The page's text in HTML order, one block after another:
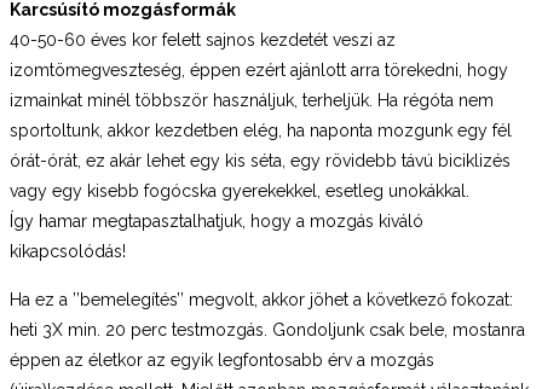
Karcsúsító mozgásformák
40-50-60 éves kor felett sajnos kezdetét veszi az
izomtömegveszteség, éppen ezért ajánlott arra törekedni, hogy
izmainkat minél többször használjuk, terheljük. Ha régóta nem
sportoltunk, akkor kezdetben elég, ha naponta mozgunk egy fél
órát-órát, ez akár lehet egy kis séta, egy rövidebb távú biciklizés
vagy egy kisebb fogócska gyerekekkel, esetleg unokákkal.
Így hamar megtapasztalhatjuk, hogy a mozgás kiváló
kikapcsolódás!
Ha ez a ’’bemelegítés’’ megvolt, akkor jöhet a következő fokozat:
heti 3X min. 20 perc testmozgás. Gondoljunk csak bele, mostanra
éppen az életkor az egyik legfontosabb érv a mozgás